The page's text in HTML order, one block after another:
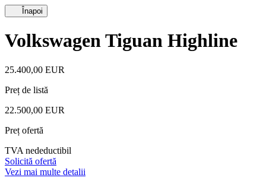
Înapoi
Volkswagen Tiguan Highline
25.400,00 EUR
Preț de listă
22.500,00 EUR
Preț ofertă
TVA nedeductibil
Solicită ofertă
Vezi mai multe detalii